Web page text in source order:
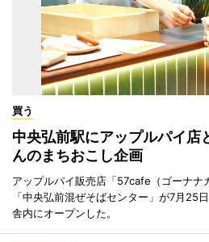
買う
中央弘前駅にアップルパイ
んのまちおこし企画
アップルパイ販売店「57cafe（ゴーナナ
「中央弘前混ぜそばセンター」が7月25
舎内にオープンした。